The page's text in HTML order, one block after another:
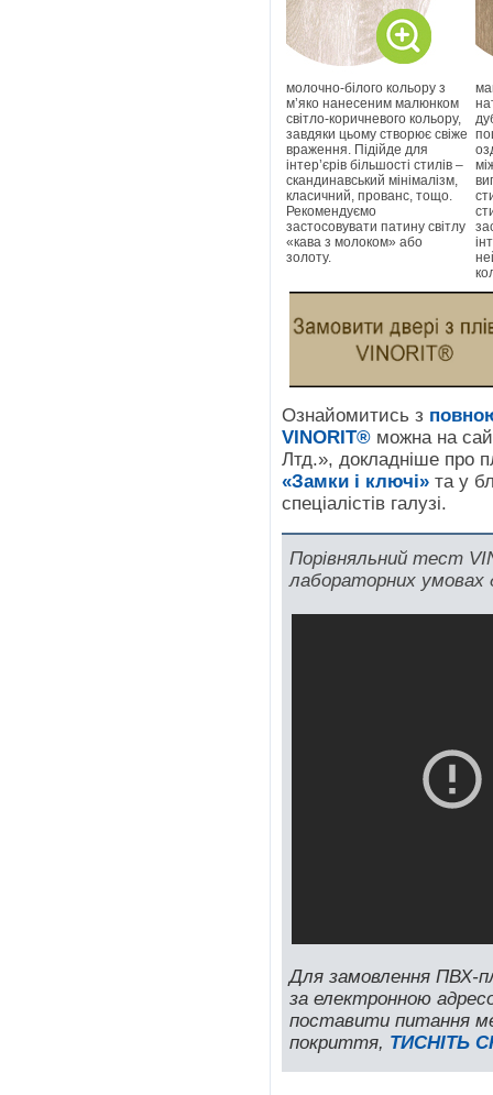
молочно-білого кольору з
м’яко нанесеним малюнком
світло-коричневого кольору,
завдяки цьому створює свіже
враження. Підійде для
інтер’єрів більшості стилів –
скандинавський мінімалізм,
класичний, прованс, тощо.
Рекомендуємо
застосовувати патину світлу
«кава з молоком» або
золоту.
Ознайомитись з
VINORIT® можна на
Лтд.», докладніше про
«Замки і ключі» та у
спеціалістів галузі.
Порівняльний тест
лабораторних умовах
Для замовлення ПВХ-
за електронною
поставити питання
покриття, ТИСНІТЬ